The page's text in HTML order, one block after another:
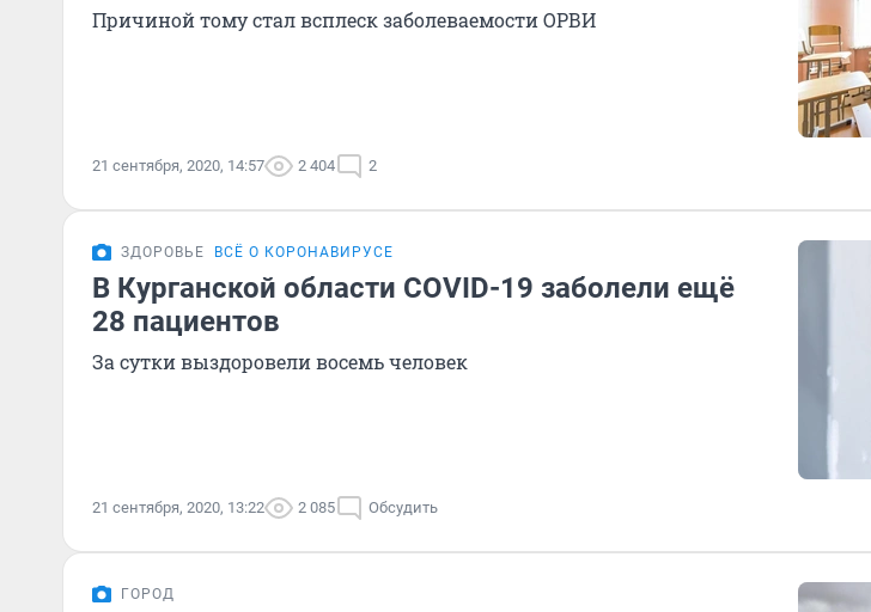
Причиной тому стал всплеск заболеваемости ОРВИ
21 сентября, 2020, 14:57 2 404 2
ЗДОРОВЬЕ ВСЁ О КОРОНАВИРУСЕ
В Курганской области COVID-19 заболели ещё
28 пациентов
За сутки выздоровели восемь человек
21 сентября, 2020, 13:22 2 085 Обсудить
ГОРОД